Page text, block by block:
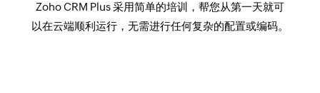
Zoho CRM Plus 采用简单的培训，帮您从第一天就可
以在云端顺利运行，无需进行任何复杂的配置或编码。